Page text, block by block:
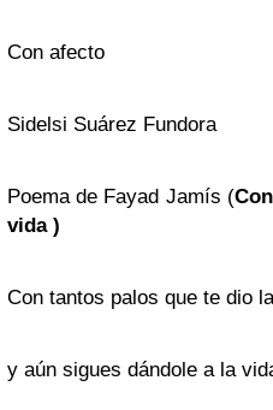
Con afecto
Sidelsi Suárez Fundora
Poema de Fayad Jamís (
vida )
Con tantos palos que te dio
y aún sigues dándole a la